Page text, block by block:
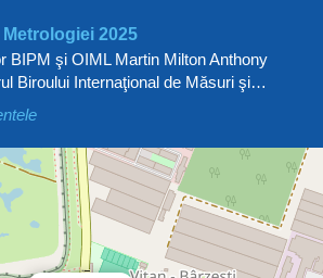
2025
BIPM şi OIML Martin Milton Anthony
Biroului Internaţional de Măsuri şi…